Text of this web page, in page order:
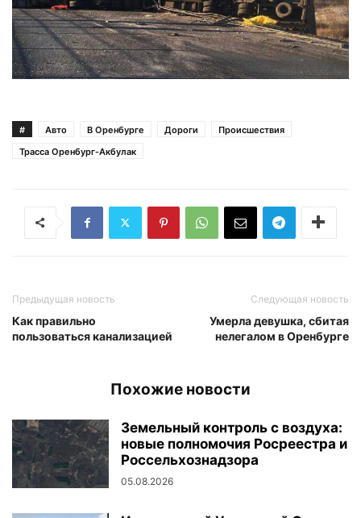
# Авто В Оренбурге Дороги
Происшествия
Трасса Оренбург-Акбулак
Предыдущая новость
Как правильно
пользоваться канализацией
Следующая новость
Умерла девушка, сбитая
нелегалом в Оренбурге
Похожие новости
Земельный контроль с воздуха:
новые полномочия Росреестра и
Россельхознадзора
05.08.2026